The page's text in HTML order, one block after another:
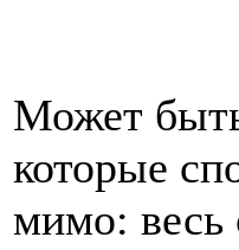
Может
которые
мимо: весь